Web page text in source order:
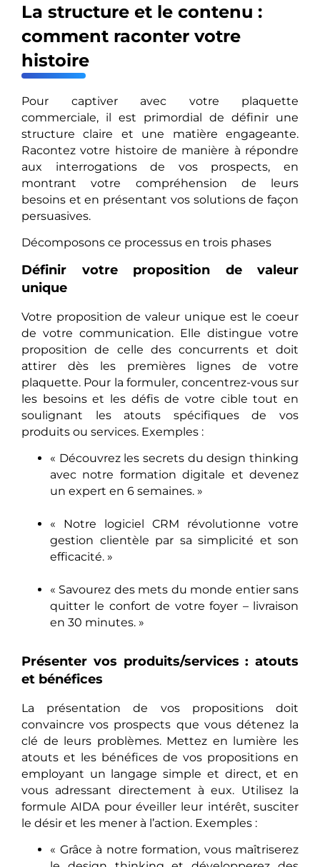
La structure et le contenu :
comment raconter votre
histoire
Pour captiver avec votre plaquette
commerciale, il est primordial de définir une
structure claire et une matière engageante.
Racontez votre histoire de manière à répondre
aux interrogations de vos prospects, en
montrant votre compréhension de leurs
besoins et en présentant vos solutions de façon
persuasives.
Décomposons ce processus en trois phases
Définir votre proposition de valeur
unique
Votre proposition de valeur unique est le coeur
de votre communication. Elle distingue votre
proposition de celle des concurrents et doit
attirer dès les premières lignes de votre
plaquette. Pour la formuler, concentrez-vous sur
les besoins et les défis de votre cible tout en
soulignant les atouts spécifiques de vos
produits ou services. Exemples :
« Découvrez les secrets du design thinking
avec notre formation digitale et devenez
un expert en 6 semaines. »
« Notre logiciel CRM révolutionne votre
gestion clientèle par sa simplicité et son
efficacité. »
« Savourez des mets du monde entier sans
quitter le confort de votre foyer – livraison
en 30 minutes. »
Présenter vos produits/services : atouts
et bénéfices
La présentation de vos propositions doit
convaincre vos prospects que vous détenez la
clé de leurs problèmes. Mettez en lumière les
atouts et les bénéfices de vos propositions en
employant un langage simple et direct, et en
vous adressant directement à eux. Utilisez la
formule AIDA pour éveiller leur intérêt, susciter
le désir et les mener à l’action. Exemples :
« Grâce à notre formation, vous maîtriserez